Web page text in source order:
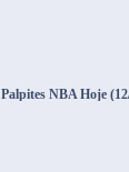
Palpites NBA Hoje